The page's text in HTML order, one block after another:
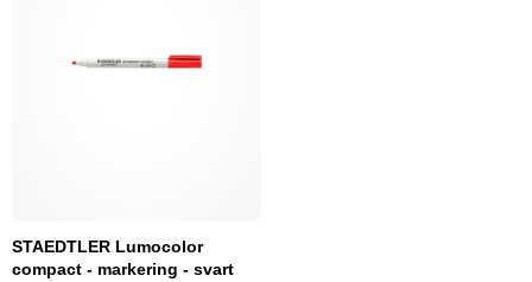
STAEDTLER Lumocolor
compact - markering - svart